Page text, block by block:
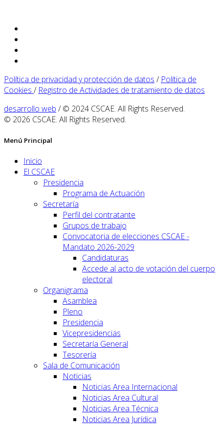
Política de privacidad y protección de datos / Política de
Cookies / Registro de Actividades de tratamiento de datos
desarrollo web / © 2024 CSCAE. All Rights Reserved.
© 2026 CSCAE. All Rights Reserved.
Menú Principal
Inicio
El CSCAE
Presidencia
Programa de Actuación
Secretaría
Perfil del contratante
Grupos de trabajo
Convocatoria de elecciones CSCAE -
Mandato 2026-2029
Candidaturas
Accede al acto de votación del cuerpo
electoral
Organigrama
Asamblea
Pleno
Presidencia
Vicepresidencias
Secretaría General
Tesorería
Sala de Comunicación
Noticias
Noticias Area Internacional
Noticias Area Cultural
Noticias Area Técnica
Noticias Area Jurídica